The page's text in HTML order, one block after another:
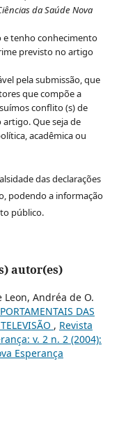
da Saúde Nova
e tenho conhecimento
previsto no artigo
pela submissão, que
que compõe a
conflito (s) de
artigo. Que seja de
acadêmica ou
das declarações
podendo a informação
público.
autor(es)
Leon, Andréa de O.
DAS
, Revista
v. 2 n. 2 (2004):
Esperança